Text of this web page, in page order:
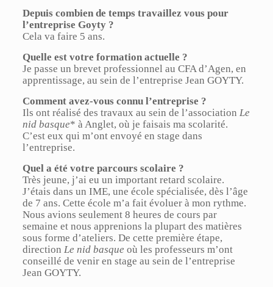
Depuis combien de temps travaillez vous pour
l’entreprise Goyty ?
Cela va faire 5 ans.
Quelle est votre formation actuelle ?
Je passe un brevet professionnel au CFA d’Agen, en
apprentissage, au sein de l’entreprise Jean GOYTY.
Comment avez-vous connu l’entreprise ?
Ils ont réalisé des travaux au sein de l’association Le
nid basque* à Anglet, où je faisais ma scolarité.
C’est eux qui m’ont envoyé en stage dans
l’entreprise.
Quel a été votre parcours scolaire ?
Très jeune, j’ai eu un important retard scolaire.
J’étais dans un IME, une école spécialisée, dès l’âge
de 7 ans. Cette école m’a fait évoluer à mon rythme.
Nous avions seulement 8 heures de cours par
semaine et nous apprenions la plupart des matières
sous forme d’ateliers. De cette première étape,
direction Le nid basque où les professeurs m’ont
conseillé de venir en stage au sein de l’entreprise
Jean GOYTY.